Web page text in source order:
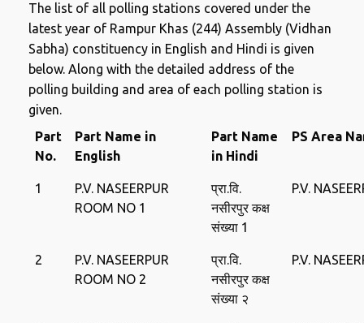
The list of all polling stations covered under the
latest year of Rampur Khas (244) Assembly (Vidhan
Sabha) constituency in English and Hindi is given
below. Along with the detailed address of the
polling building and area of ​​each polling station is
given.
Part
No.
Part Name in
English
Part Name
in Hindi
PS Area
1
P.V. NASEERPUR
ROOM NO 1
प्रा.वि.
नसीरपुर कक्ष
संख्या 1
P.V.
2
P.V. NASEERPUR
ROOM NO 2
प्रा.वि.
नसीरपुर कक्ष
संख्या २
P.V.